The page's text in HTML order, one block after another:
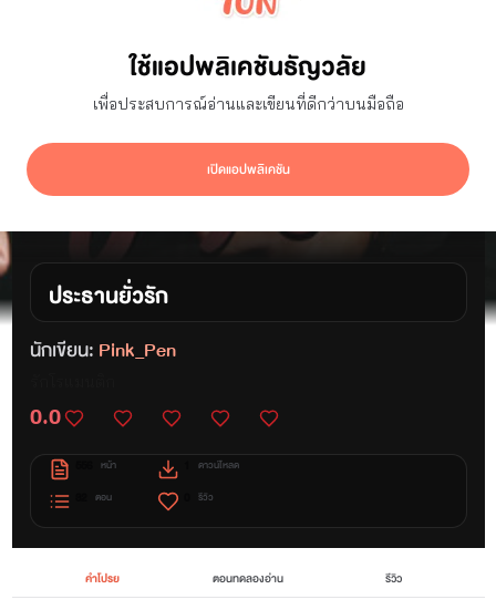
ใช้แอปพลิเคชันธัญวลัย
เพื่อประสบการณ์อ่านและเขียนที่ดีกว่าบนมือถือ
เปิดแอปพลิเคชัน
ประธานยั่วรัก
นักเขียน: Pink_Pen
0.0
หน้า
ตอน
ดาวน์โหลด
รีวิว
คำโปรย ตอนทดลองอ่าน รีวิว